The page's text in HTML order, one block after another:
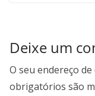
Deixe um
O seu endereço
obrigatórios são